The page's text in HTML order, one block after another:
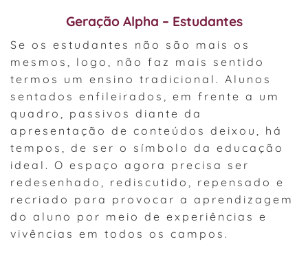
Geração Alpha – Estudantes
Se os estudantes não são mais os
mesmos, logo, não faz mais sentido
termos um ensino tradicional. Alunos
sentados enfileirados, em frente a um
quadro, passivos diante da
apresentação de conteúdos deixou, há
tempos, de ser o símbolo da educação
ideal. O espaço agora precisa ser
redesenhado, rediscutido, repensado e
recriado para provocar a aprendizagem
do aluno por meio de experiências e
vivências em todos os campos.